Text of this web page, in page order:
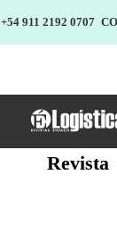
+54 911 2192 0707
Revista